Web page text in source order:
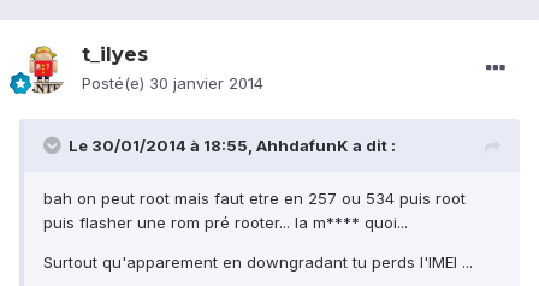
t_ilyes
Posté(e) 30 janvier 2014
Le 30/01/2014 à 18:55, AhhdafunK a dit :
bah on peut root mais faut etre en 257 ou 534 puis root
puis flasher une rom pré rooter... la m**** quoi...
Surtout qu'apparement en downgradant tu perds l'IMEI ...